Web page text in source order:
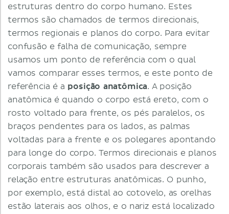
estruturas dentro do corpo humano. Estes
termos são chamados de termos direcionais,
termos regionais e planos do corpo. Para evitar
confusão e falha de comunicação, sempre
usamos um ponto de referência com o qual
vamos comparar esses termos, e este ponto de
referência é a posição anatômica. A posição
anatômica é quando o corpo está ereto, com o
rosto voltado para frente, os pés paralelos, os
braços pendentes para os lados, as palmas
voltadas para a frente e os polegares apontando
para longe do corpo. Termos direcionais e planos
corporais também são usados ​​para descrever a
relação entre estruturas anatômicas. O punho,
por exemplo, está distal ao cotovelo, as orelhas
estão laterais aos olhos, e o nariz está localizado